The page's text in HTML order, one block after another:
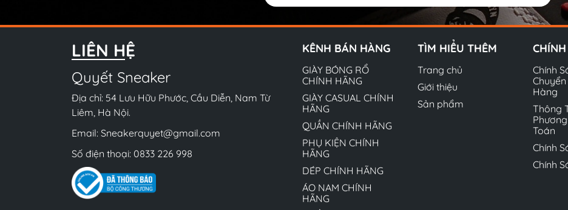
LIÊN HỆ
Quyết Sneaker
Địa chỉ: 54 Lưu Hữu Phước, Cầu Diễn, Nam Từ
Liêm, Hà Nội.
Email: Sneakerquyet@gmail.com
Số điện thoại: 0833 226 998
KÊNH BÁN HÀNG
GIÀY BÓNG RỔ
CHÍNH HÃNG
GIÀY CASUAL CHÍNH
HÃNG
QUẦN CHÍNH HÃNG
PHỤ KIỆN CHÍNH
HÃNG
DÉP CHÍNH HÃNG
ÁO NAM CHÍNH
HÃNG
TÌM HIỂU THÊM
Trang chủ
Giới thiệu
Sản phẩm
Chính
Hàng
Thông
Toán
Chính
Chính